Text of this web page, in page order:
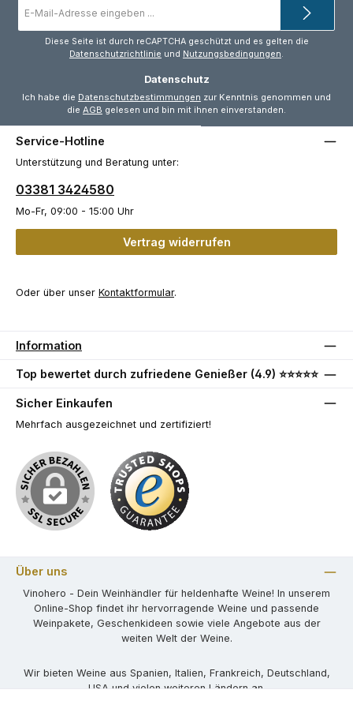
Mail-
*
Diese Seite ist durch reCAPTCHA geschützt und es gelten die
Datenschutzrichtlinie und Nutzungsbedingungen.
Datenschutz
Ich habe die Datenschutzbestimmungen zur Kenntnis genommen und
die AGB gelesen und bin mit ihnen einverstanden.
Service-Hotline
Unterstützung und Beratung unter:
03381 3424580
Mo-Fr, 09:00 - 15:00 Uhr
Vertrag widerrufen
Oder über unser Kontaktformular.
Information
Top bewertet durch zufriedene Genießer (4.9) ⭐⭐⭐⭐⭐
Sicher Einkaufen
Mehrfach ausgezeichnet und zertifiziert!
Über uns
Vinohero - Dein Weinhändler für heldenhafte Weine! In unserem
Online-Shop findet ihr hervorragende Weine und passende
Weinpakete, Geschenkideen sowie viele Angebote aus der
weiten Welt der Weine.
Wir bieten Weine aus Spanien, Italien, Frankreich, Deutschland,
USA und vielen weiteren Ländern an.